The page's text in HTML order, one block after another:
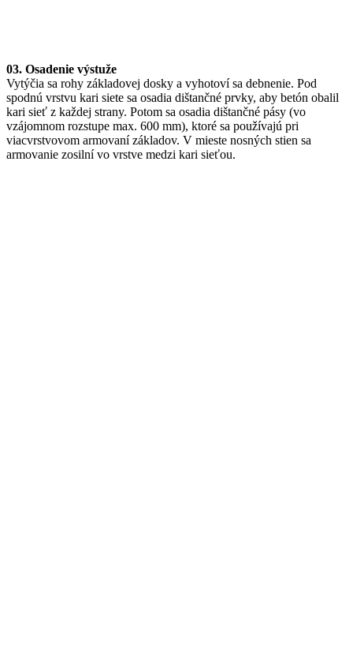
03. Osadenie výstuže
Vytýčia sa rohy základovej dosky a vyhotoví sa debnenie. Pod
spodnú vrstvu kari siete sa osadia dištančné prvky, aby betón obalil
kari sieť z každej strany. Potom sa osadia dištančné pásy (vo
vzájomnom rozstupe max. 600 mm), ktoré sa používajú pri
viacvrstvovom armovaní základov. V mieste nosných stien sa
armovanie zosilní vo vrstve medzi kari sieťou.